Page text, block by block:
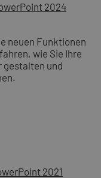
2024
neuen Funktionen
wie Sie Ihre
gestalten und
2021